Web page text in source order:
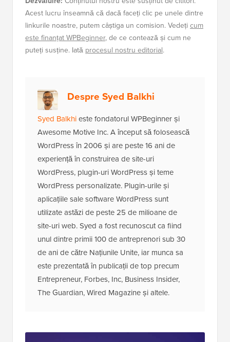
Acest lucru înseamnă că dacă faceți clic pe unele dintre
linkurile noastre, putem câștiga un comision. Vedeți cum
este finanțat WPBeginner, de ce contează și cum ne
puteți susține. Iată procesul nostru editorial.
Despre Syed Balkhi
Syed Balkhieste fondatorul WPBeginner și
Awesome Motive Inc. A început să folosească
WordPress în 2006 și are peste 16 ani de
experiență în construirea de site-uri
WordPress, plugin-uri WordPress și teme
WordPress personalizate. Plugin-urile și
aplicațiile sale software WordPress sunt
utilizate astăzi de peste 25 de milioane de
site-uri web. Syed a fost recunoscut ca fiind
unul dintre primii 100 de antreprenori sub 30
de ani de către Națiunile Unite, iar munca sa
este prezentată în publicații de top precum
Entrepreneur, Forbes, Inc, Business Insider,
The Guardian, Wired Magazine și altele.